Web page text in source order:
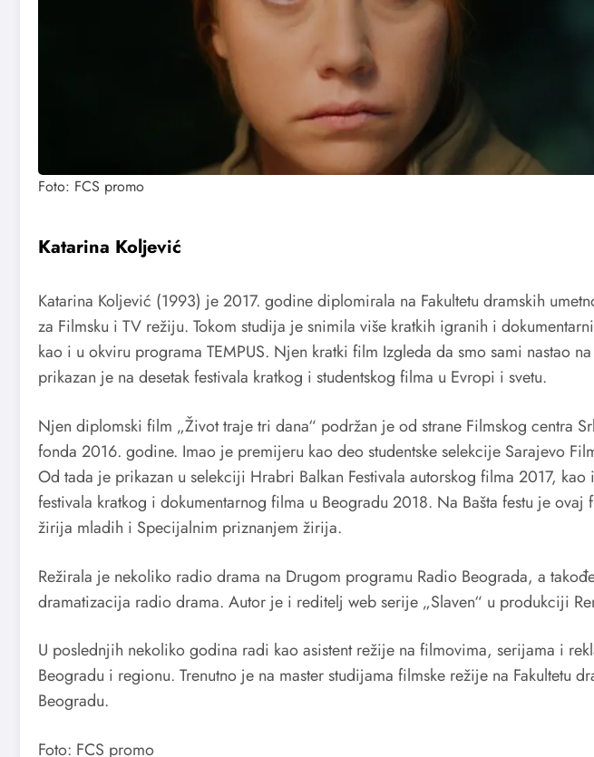
Foto: FCS promo
Katarina Koljević
Katarina Koljević (1993) je 2017. godine diplomirala na Fakultetu dramskih
za Filmsku i TV režiju. Tokom studija je snimila više kratkih igranih i
kao i u okviru programa TEMPUS. Njen kratki film Izgleda da smo sami nastao
prikazan je na desetak festivala kratkog i studentskog filma u Evropi i svetu.
Njen diplomski film „Život traje tri dana“ podržan je od strane Filmskog centra
fonda 2016. godine. Imao je premijeru kao deo studentske selekcije Sarajevo
Od tada je prikazan u selekciji Hrabri Balkan Festivala autorskog filma 2017,
festivala kratkog i dokumentarnog filma u Beogradu 2018. Na Bašta festu je
žirija mladih i Specijalnim priznanjem žirija.
Režirala je nekoliko radio drama na Drugom programu Radio Beograda, a
dramatizacija radio drama. Autor je i reditelj web serije „Slaven“ u produkciji
U poslednjih nekoliko godina radi kao asistent režije na filmovima, serijama i
Beogradu i regionu. Trenutno je na master studijama filmske režije na Fakultetu
Beogradu.
Foto: FCS promo